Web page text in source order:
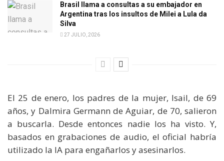
Brasil llama a consultas a su embajador en
Argentina tras los insultos de Milei a Lula da
Silva
27 JULIO, 2026
El 25 de enero, los padres de la mujer, Isail, de 69
años, y Dalmira Germann de Aguiar, de 70, salieron
a buscarla. Desde entonces nadie los ha visto. Y,
basados en grabaciones de audio, el oficial habría
utilizado la IA para engañarlos y asesinarlos.